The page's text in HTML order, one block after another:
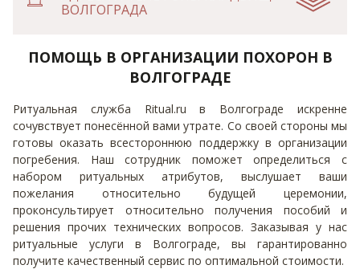
ВОЛГОГРАДА
ПОМОЩЬ В ОРГАНИЗАЦИИ ПОХОРОН В
ВОЛГОГРАДЕ
Ритуальная служба Ritual.ru в Волгограде искренне
сочувствует понесённой вами утрате. Со своей стороны мы
готовы оказать всестороннюю поддержку в организации
погребения. Наш сотрудник поможет определиться с
набором ритуальных атрибутов, выслушает ваши
пожелания относительно будущей церемонии,
проконсультирует относительно получения пособий и
решения прочих технических вопросов. Заказывая у нас
ритуальные услуги в Волгограде, вы гарантированно
получите качественный сервис по оптимальной стоимости.